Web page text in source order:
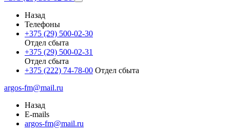
Назад
Телефоны
+375 (29) 500-02-30
Отдел сбыта
+375 (29) 500-02-31
Отдел сбыта
+375 (222) 74-78-00 Отдел сбыта
argos-fm@mail.ru
Назад
E-mails
argos-fm@mail.ru